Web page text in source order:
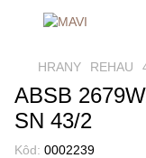
HRANY REHAU
ABSB
SN 43/2
Kôd: 0002239